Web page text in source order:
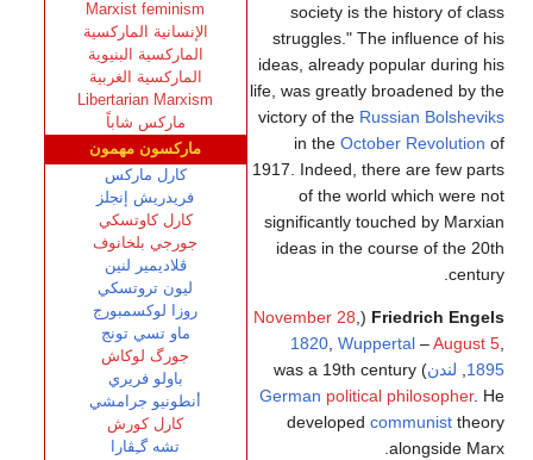
Marxist feminism
الإنسانية الماركسية
الماركسية البنيوية
الماركسية الغربية
Libertarian Marxism
ماركس شاباً
ماركسون مهمون
كارل ماركس
فريدريش إنجلز
كارل كاوتسكي
جورجي بلخانوف
ڤلاديمير لنين
ليون تروتسكي
روزا لوكسمبورج
ماو تسي تونج
جورگ لوكاش
باولو فريري
أنطونيو جرامشي
كارل كورش
تشه گـِڤارا
society is the history of class
struggles." The influence of his
ideas, already popular during his
life, was greatly broadened by the
victory of the Russian Bolsheviks
in the October Revolution of
1917. Indeed, there are few parts
of the world which were not
significantly touched by Marxian
ideas in the course of the 20th
century.
Friedrich Engels
(
November 28,
1820, Wuppertal –August 5,
1895
, لندن) was a 19th century
German political philosopher. He
developed communist theory
alongside Marx.